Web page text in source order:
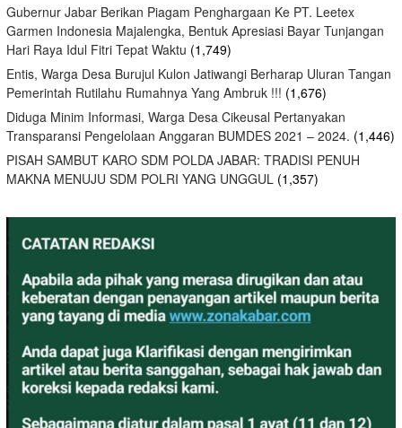
Gubernur Jabar Berikan Piagam Penghargaan Ke PT. Leetex
Garmen Indonesia Majalengka, Bentuk Apresiasi Bayar Tunjangan
Hari Raya Idul Fitri Tepat Waktu (1,749)
Entis, Warga Desa Burujul Kulon Jatiwangi Berharap Uluran Tangan
Pemerintah Rutilahu Rumahnya Yang Ambruk !!! (1,676)
Diduga Minim Informasi, Warga Desa Cikeusal Pertanyakan
Transparansi Pengelolaan Anggaran BUMDES 2021 – 2024. (1,446)
PISAH SAMBUT KARO SDM POLDA JABAR: TRADISI PENUH
MAKNA MENUJU SDM POLRI YANG UNGGUL (1,357)